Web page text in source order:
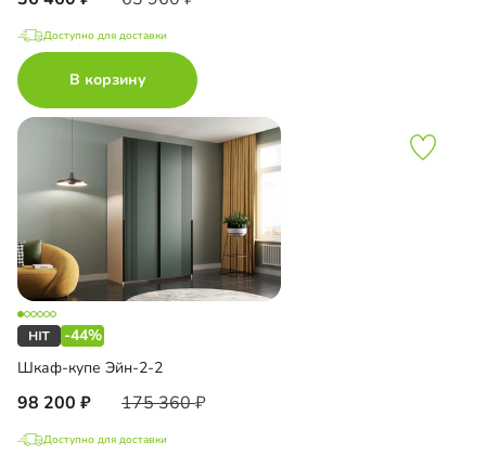
Доступно для доставки
В корзину
-44%
Шкаф-купе Эйн-2-2
98 200 175 360
Доступно для доставки